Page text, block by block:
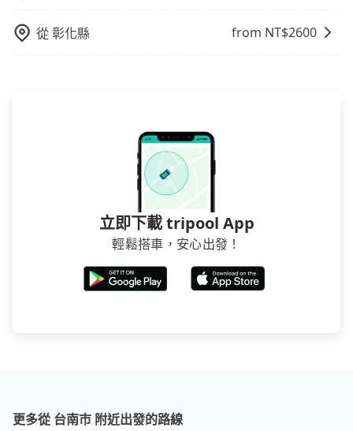
是禁止大客車通行的，建議在預定時最好先與車行或平
從彰化縣 from NT$2600
立即下載 tripool App
輕鬆搭車，安心出發！
更多從 台南市 附近出發的路線